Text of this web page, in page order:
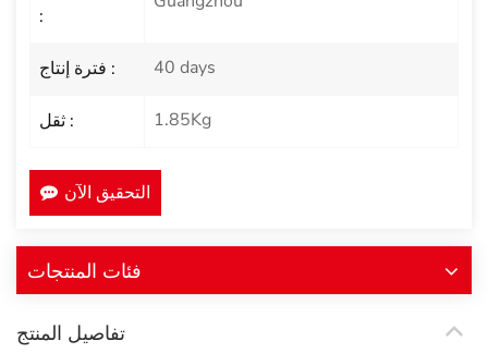
:
فترة إنتاج : 40 days
ثقل : 1.85Kg
التحقيق الآن
فئات المنتجات
تفاصيل المنتج